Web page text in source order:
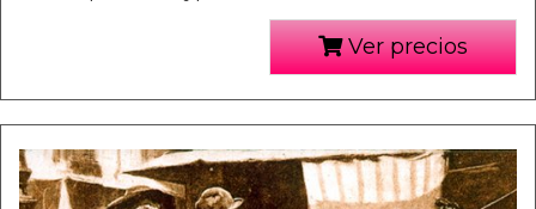
Ver precios